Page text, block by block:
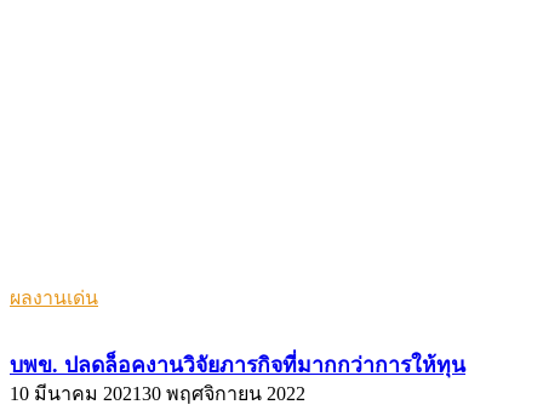
ผลงานเด่น
บพข. ปลดล็อคงานวิจัยภารกิจที่มากกว่าการให้ทุน
10 มีนาคม 202130 พฤศจิกายน 2022